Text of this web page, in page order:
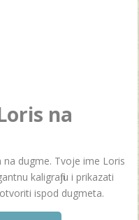
na
dugme. Tvoje ime Loris
kaligrafiju i prikazati
ispod dugmeta.